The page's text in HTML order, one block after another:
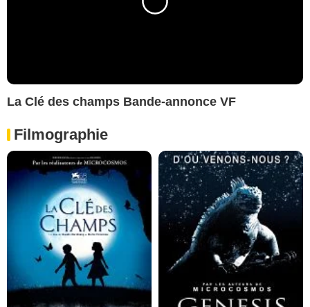
La Clé des champs Bande-annonce VF
Filmographie